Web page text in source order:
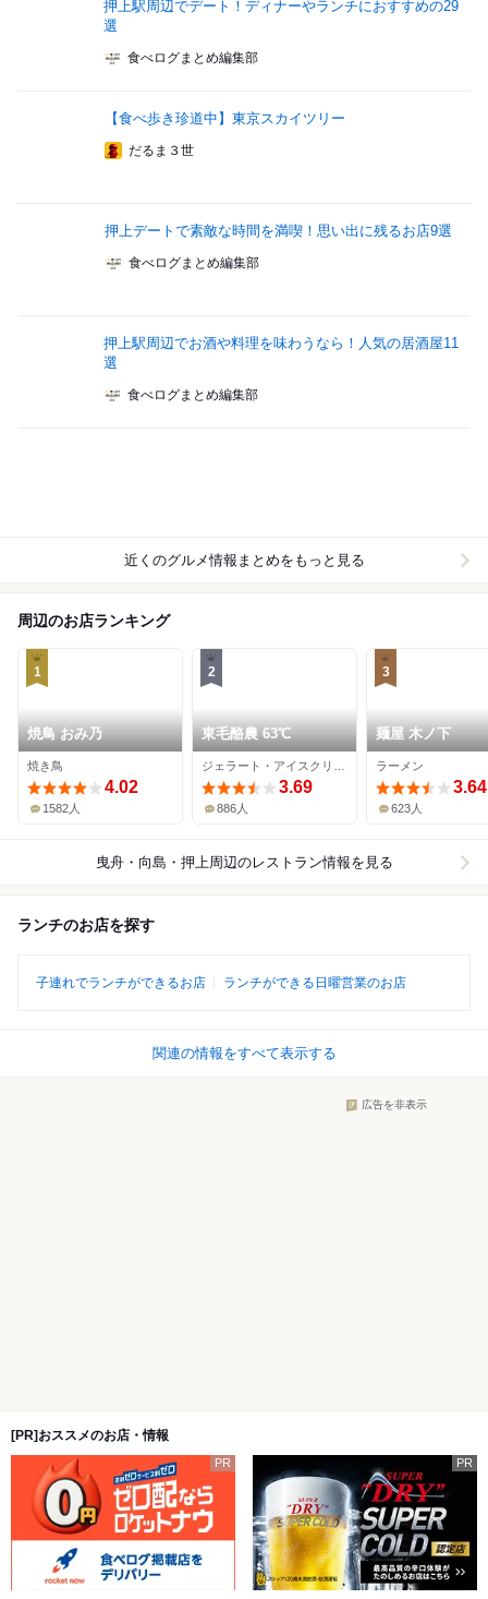
押上駅周辺でデート！ディナーやランチにおすすめの29
選
食べログまとめ編集部
【食べ歩き珍道中】東京スカイツリー
だるま３世
押上デートで素敵な時間を満喫！思い出に残るお店9選
食べログまとめ編集部
押上駅周辺でお酒や料理を味わうなら！人気の居酒屋11
選
食べログまとめ編集部
近くのグルメ情報まとめをもっと見る
周辺のお店ランキング
1
焼鳥 おみ乃
焼き鳥
4.02
1582人
2
東毛酪農 63℃
3.69
886人
3
麺屋 木ノ下
ラーメン
3.64
623人
曳舟・向島・押上周辺のレストラン情報を見る
ランチのお店を探す
子連れでランチができるお店 ランチができる日曜営業のお店
関連の情報をすべて表示する
広告を非表示
[PR]おススメのお店・情報
PR PR